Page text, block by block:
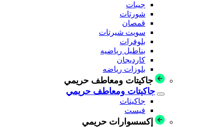
جيبات
شورتات
قمصان
سويت شيرتات
بلوفرات
بناطيل رياضيه
كارديجان
بلوزات رياضه
جاكيتات ومعاطف حريمي
جاكيتات ومعاطف حريمي
جاكيتات
فيست
إكسسوارات حريمي